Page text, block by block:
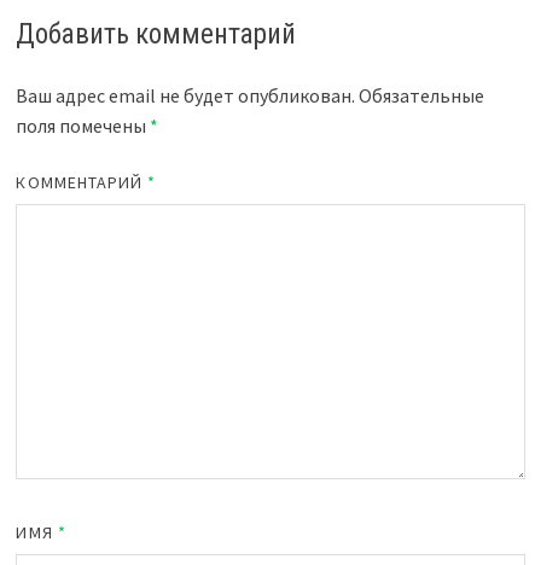
Добавить комментарий
Ваш адрес email не будет опубликован. Обязательные
поля помечены *
КОММЕНТАРИЙ *
ИМЯ *